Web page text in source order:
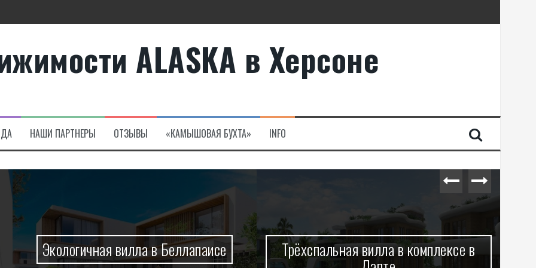
Алсанджаке
ALASKA в Херсоне
НАШИ ПАРТНЕРЫ ОТЗЫВЫ «КАМЫШОВАЯ БУХТА» INFO
Экологичная вилла в Беллапаисе Трёхспальная вилла в комплексе в